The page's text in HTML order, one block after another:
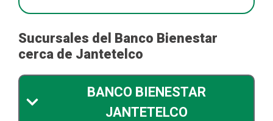
Sucursales del Banco Bienestar
cerca de Jantetelco
BANCO BIENESTAR
JANTETELCO